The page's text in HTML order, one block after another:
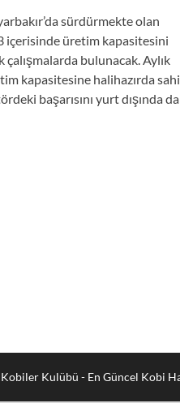
sürdürmekte olan
içerisinde üretim kapasitesini
çalışmalarda bulunacak. Aylık
kapasitesine halihazırda
başarısını yurt dışında da
Kobiler Kulübü - En Güncel Kobi